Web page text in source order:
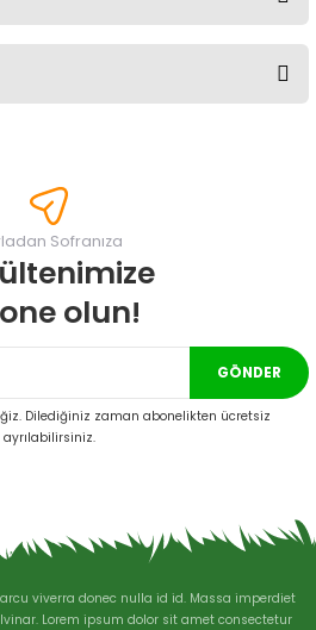
ederiz.
veya görüntülenemiyor.
olmalı.
Gönder
Sofranıza
olun!
GÖNDER
Dilediğiniz zaman abonelikten ücretsiz
ayrılabilirsiniz.
viverra donec nulla id id. Massa imperdiet
Lorem ipsum dolor sit amet consectetur